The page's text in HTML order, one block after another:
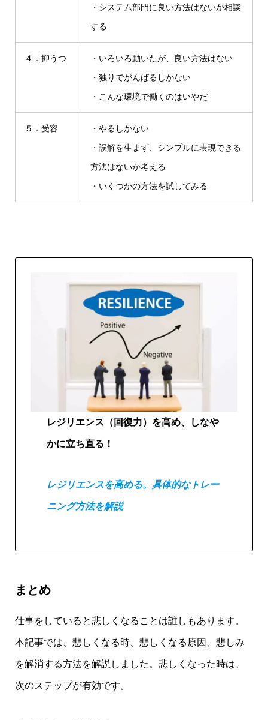
・システム部門に良い方法はないか相談
する
４．抑うつ
・いろいろ動いたが、良い方法はない
・独りでがんばるしかない
・こんな環境で働くのはいやだ
５．受容
・やるしかない
・誤解を生まず、シンプルに表現できる
方法はないか考える
・いくつかの方法を試してみる
レジリエンス（回復力）を高め、しなや
かに立ち直る！
レジリエンスを高める。具体的なトレー
ニング方法を解説
まとめ
仕事をしていると悲しくなることは誰しもあります。
本記事では、悲しくなる時、悲しくなる原因、悲しみ
を解消する方法を解説しました。悲しくなった時は、
次のステップが有効です。